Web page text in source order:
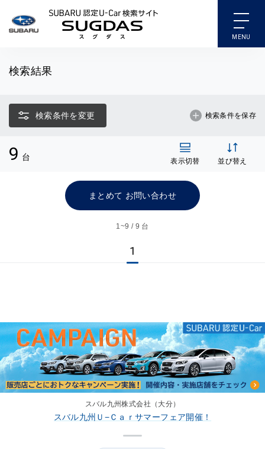
SUBARU 認定U-Car検索
検索結果
検索条件を変更 検索条件を保存
9 台 表示切替 並び替え
まとめて お問い合わせ
1~9 / 9 台
1
スバル九州株式会社（大分）
スバル九州Ｕ−Ｃａｒサマーフェア開催！
スバル九州株式会社（大分）
スバル九州Ｕ−Ｃａｒサマーフェア開催！